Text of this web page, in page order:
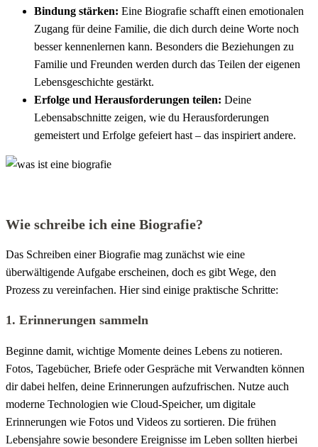
Bindung stärken: Eine Biografie schafft einen emotionalen
Zugang für deine Familie, die dich durch deine Worte noch
besser kennenlernen kann. Besonders die Beziehungen zu
Familie und Freunden werden durch das Teilen der eigenen
Lebensgeschichte gestärkt.
Erfolge und Herausforderungen teilen: Deine
Lebensabschnitte zeigen, wie du Herausforderungen
gemeistert und Erfolge gefeiert hast – das inspiriert andere.
Wie schreibe ich eine Biografie?
Das Schreiben einer Biografie mag zunächst wie eine
überwältigende Aufgabe erscheinen, doch es gibt Wege, den
Prozess zu vereinfachen. Hier sind einige praktische Schritte:
1. Erinnerungen sammeln
Beginne damit, wichtige Momente deines Lebens zu notieren.
Fotos, Tagebücher, Briefe oder Gespräche mit Verwandten können
dir dabei helfen, deine Erinnerungen aufzufrischen. Nutze auch
moderne Technologien wie Cloud-Speicher, um digitale
Erinnerungen wie Fotos und Videos zu sortieren. Die frühen
Lebensjahre sowie besondere Ereignisse im Leben sollten hierbei